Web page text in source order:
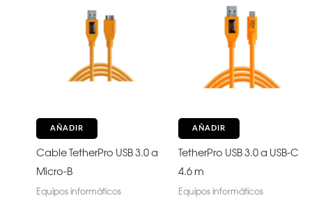
AÑADIR
Cable TetherPro USB 3.0 a
Micro-B
Equipos informáticos
AÑADIR
TetherPro USB 3.0 a USB-C
4.6 m
Equipos informáticos